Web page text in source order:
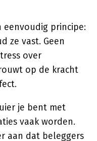
principe:
ze vast. Geen
over
op de kracht
je bent met
vaak worden.
aan dat beleggers